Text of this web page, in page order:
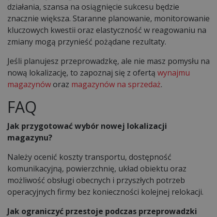
działania, szansa na osiągnięcie sukcesu będzie
znacznie większa. Staranne planowanie, monitorowanie
kluczowych kwestii oraz elastyczność w reagowaniu na
zmiany mogą przynieść pożądane rezultaty.
Jeśli planujesz przeprowadzkę, ale nie masz pomysłu na
nową lokalizację, to zapoznaj się z ofertą wynajmu
magazynóworaz magazynów na sprzedaż.
FAQ
Jak przygotować wybór nowej lokalizacji
magazynu?
Należy ocenić koszty transportu, dostępność
komunikacyjną, powierzchnię, układ obiektu oraz
możliwość obsługi obecnych i przyszłych potrzeb
operacyjnych firmy bez konieczności kolejnej relokacji.
Jak ograniczyć przestoje podczas przeprowadzki